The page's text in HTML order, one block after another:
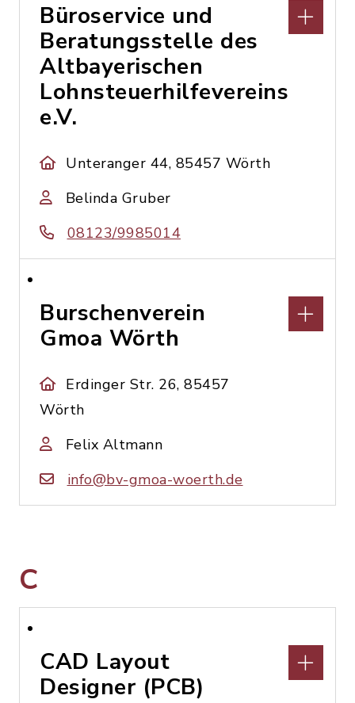
Büroservice und
Beratungsstelle des
Altbayerischen
Lohnsteuerhilfevereins
e.V.
Unteranger 44, 85457 Wörth
Belinda Gruber
08123/9985014
Burschenverein
Gmoa Wörth
Erdinger Str. 26, 85457
Wörth
Felix Altmann
info@bv-gmoa-woerth.de
C
CAD Layout
Designer (PCB)